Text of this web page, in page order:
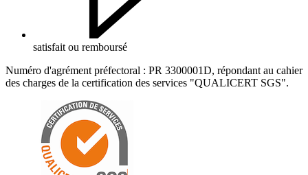
satisfait ou remboursé
Numéro d'agrément préfectoral : PR 3300001D, répondant au cahier
des charges de la certification des services "QUALICERT SGS".